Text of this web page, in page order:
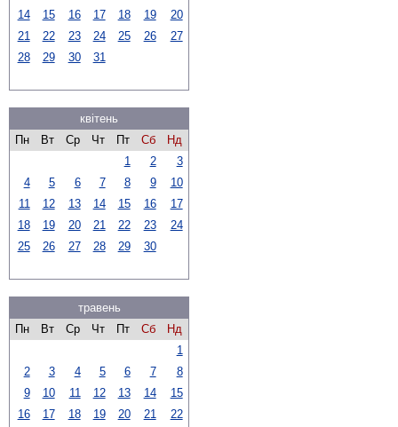
14 15 16 17 18 19
20
21
22 23 24 25 26
27
28
29 30 31
квітень
Пн
Вт Ср Чт Пт Сб
Нд
1
2
3
4
5 6 7 8 9
10
11
12 13 14 15 16
17
18
19 20 21 22 23
24
25
26 27 28 29 30
травень
Пн
Вт Ср Чт Пт Сб
Нд
1
2
3 4 5 6 7
8
9
10 11 12 13 14
15
16
17 18 19 20 21
22